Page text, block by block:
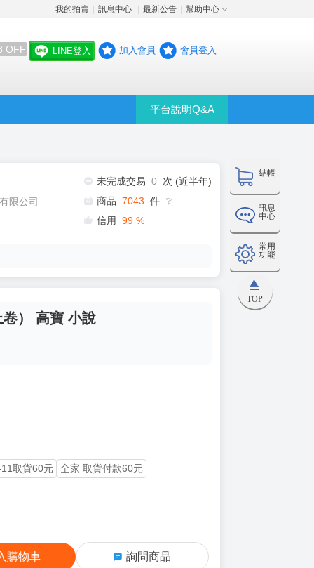
我的拍賣 訊息中心 最新公告 幫助中心
OFF LINE登入 加入會員 會員登入
平台說明Q&A
結帳
訊息
中心
常用
功能
TOP
限公司
未完成交易 0
次 (近半年)
商品 7043 件 ❔
信用 99 %
） 高寶 小說
取貨60元
全家 取貨付款60元
購物車 詢問商品